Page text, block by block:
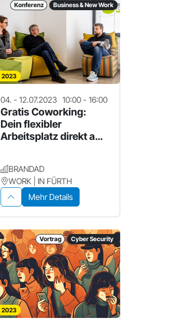
Konferenz Business & New Work
2023
04. - 12.07.2023 10:00 - 16:00
Gratis Coworking:
Dein flexibler
Arbeitsplatz direkt am
BRANDAD
WORK | IN FÜRTH
Mehr Details
Vortrag Cyber Security
2023